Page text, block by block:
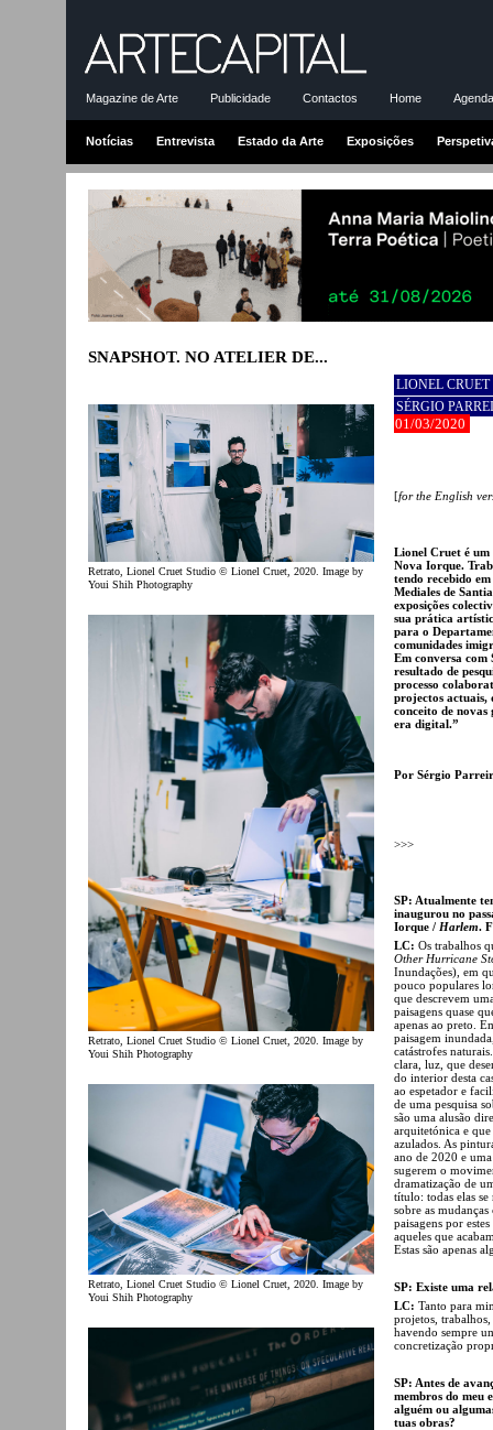
Magazine de Arte Publicidade Contactos Home
Notícias Entrevista Estado da Arte Exposições
SNAPSHOT. NO ATELIER DE...
Retrato, Lionel Cruet Studio © Lionel Cruet, 2020. Image by
Youi Shih Photography
Retrato, Lionel Cruet Studio © Lionel Cruet, 2020. Image by
Youi Shih Photography
Retrato, Lionel Cruet Studio © Lionel Cruet, 2020. Image by
Youi Shih Photography
LIONEL CRUET
SÉRGIO
01/03/2020
[for the English
Lionel Cruet é um
Nova Iorque.
tendo recebido
Mediales de
exposições
sua prática
para o
comunidades
Em conversa
resultado de
processo
projectos actuais,
conceito de novas
era digital.”
Por Sérgio
>>>
SP: Atualmente
inaugurou no
Iorque / Harlem.
LC: Os trabalhos
Other Hurricane
Inundações), em
pouco populares
que descrevem
paisagens quase
apenas ao preto.
paisagem
catástrofes
clara, luz, que
do interior desta
ao espetador e
de uma pesquisa
são uma alusão
arquitetónica e
azulados. As
ano de 2020 e
sugerem o
dramatização de
título: todas elas
sobre as
paisagens por
aqueles que
Estas são apenas
SP: Existe uma
LC: Tanto para
projetos,
havendo sempre
concretização
SP: Antes de
membros do meu
alguém ou
tuas obras?